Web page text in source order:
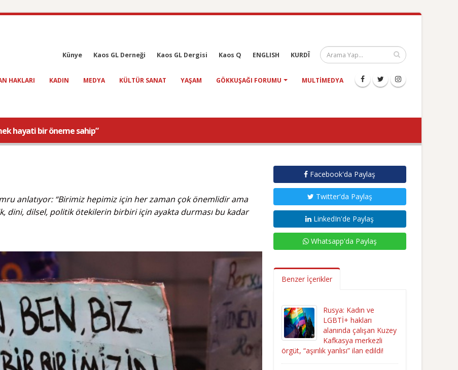
Künye Kaos GL Derneği Kaos GL Dergisi Kaos Q ENGLISH KURDÎ
HAKLARI KADIN MEDYA KÜLTÜR SANAT YAŞAM GÖKKUŞAĞI FORUMU MULTIMEDYA
hayati bir öneme sahip”
anlatıyor: “Birimiz hepimiz için her zaman çok önemlidir ama
dini, dilsel, politik ötekilerin birbiri için ayakta durması bu kadar
Facebook'da Paylaş
Twitter'da Paylaş
LinkedIn'de Paylaş
Whatsapp'da Paylaş
Benzer İçerikler
Rusya: Kadın ve
LGBTİ+ hakları
alanında çalışan Kuzey
Kafkasya merkezli
örgüt, “aşırılık yanlısı” ilan edildi!